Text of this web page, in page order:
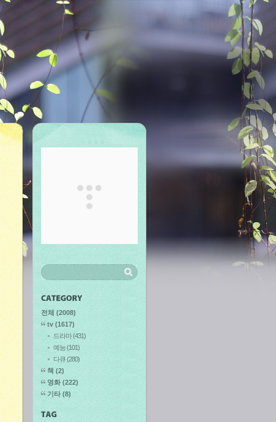
전체 (2008)
tv (1617)
드라마(431)
예능(101)
다큐(280)
책 (2)
영화(222)
기타 (8)